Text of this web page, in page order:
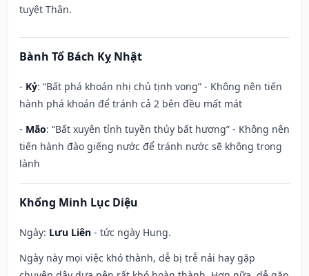
tuyệt Thân.
Bành Tổ Bách Kỵ Nhật
- Kỷ: “Bất phá khoán nhị chủ tịnh vong” - Không nên tiến
hành phá khoán để tránh cả 2 bên đều mất mát
- Mão: “Bất xuyên tỉnh tuyền thủy bất hương” - Không nên
tiến hành đào giếng nước để tránh nước sẽ không trong
lành
Khổng Minh Lục Diệu
Ngày: Lưu Liên - tức ngày Hung.
Ngày này mọi việc khó thành, dễ bị trễ nải hay gặp